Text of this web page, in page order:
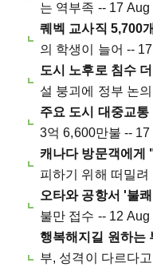
는 역부족 -- 17
퀘벡 교사직 5,700
의 학생이 늘어 --
도시 노후로 침수
설 붕괴에 정부 논
주요 도시 대중교통
3억 6,600만불 --
캐나다 방문객에게
피하기 위해 떠밀
오타와 공항서 '불
불만 접수 -- 12
행복해지길 원하는
부, 성격이 다르다